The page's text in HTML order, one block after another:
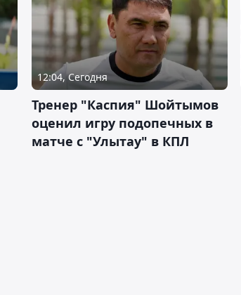
12:04, Сегодня
Тренер "Каспия" Шойтымов
оценил игру подопечных в
матче с "Улытау" в КПЛ